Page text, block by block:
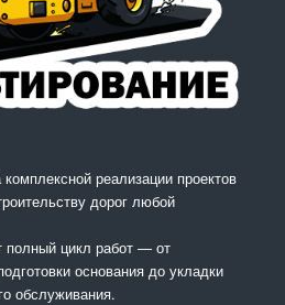
реализации проектов
дорог любой
цикл работ — от
основания до укладки
обслуживания.